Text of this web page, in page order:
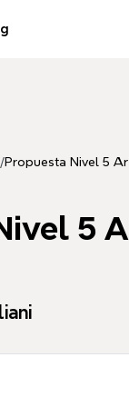
/Propuesta Nivel 5
5